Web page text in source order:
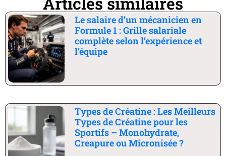
Le salaire d’un mécanicien en
Formule 1 : Grille salariale
complète selon l’expérience et
l’équipe
Types de Créatine : Les Meilleurs
Types de Créatine pour les
Sportifs – Monohydrate,
Creapure ou Micronisée ?